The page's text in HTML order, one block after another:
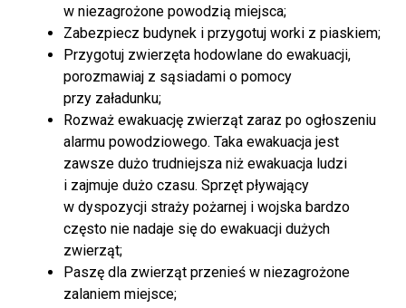
w niezagrożone powodzią miejsca;
Zabezpiecz budynek i przygotuj worki z piaskiem;
Przygotuj zwierzęta hodowlane do ewakuacji,
porozmawiaj z sąsiadami o pomocy
przy załadunku;
Rozważ ewakuację zwierząt zaraz po ogłoszeniu
alarmu powodziowego. Taka ewakuacja jest
zawsze dużo trudniejsza niż ewakuacja ludzi
i zajmuje dużo czasu. Sprzęt pływający
w dyspozycji straży pożarnej i wojska bardzo
często nie nadaje się do ewakuacji dużych
zwierząt;
Paszę dla zwierząt przenieś w niezagrożone
zalaniem miejsce;